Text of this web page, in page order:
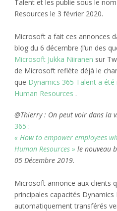
Talent et les publie sous le
Resources le 3 février 2020.
Microsoft a fait ces annonces
blog du 6 décembre (l’un des
Microsoft Jukka Niiranen sur
de Microsoft reflète déjà le
que Dynamics 365 Talent a
Human Resources .
@Thierry : On peut voir dans la
365 :
« How to empower employees
Human Resources » le nouveau
05 Décembre 2019.
Microsoft annonce aux clients
principales capacités Dynamics
automatiquement transférés